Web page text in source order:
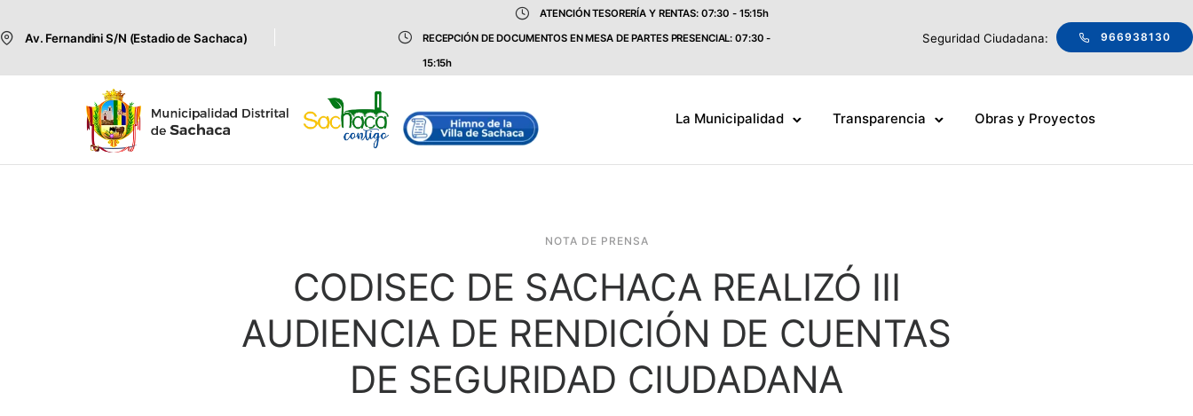
Av. Fernandini S/N (Estadio de Sachaca)
ATENCIÓN TESORERÍA Y RENTAS: 07:30 - 15:15h
RECEPCIÓN DE DOCUMENTOS EN MESA DE PARTES PRESENCIAL: 07:30 -
15:15h
Seguridad Ciudadana: 966938130
La Municipalidad Transparencia Obras y Proyectos
NOTA DE PRENSA
CODISEC DE SACHACA REALIZÓ III
AUDIENCIA DE RENDICIÓN DE CUENTAS
DE SEGURIDAD CIUDADANA